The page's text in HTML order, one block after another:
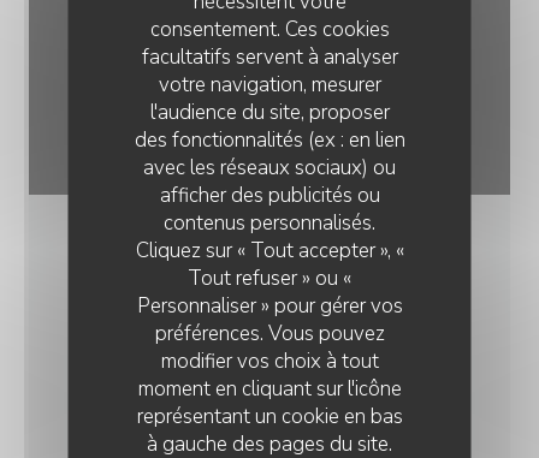
consentement. Ces cookies
facultatifs servent à analyser
votre navigation, mesurer
l'audience du site, proposer
des fonctionnalités (ex : en lien
avec les réseaux sociaux) ou
afficher des publicités ou
contenus personnalisés.
Cliquez sur « Tout accepter », «
Tout refuser » ou «
Personnaliser » pour gérer vos
préférences. Vous pouvez
modifier vos choix à tout
moment en cliquant sur l'icône
représentant un cookie en bas
à gauche des pages du site.